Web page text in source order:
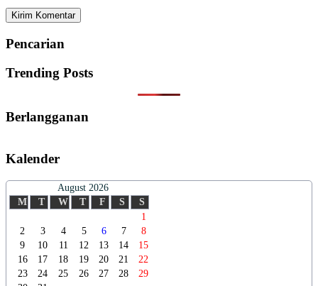
Pencarian
Trending Posts
Berlangganan
Kalender
August 2026
M
T W T F S
S
1
2
3 4 5 6 7
8
9
10 11 12 13 14
15
16
17 18 19 20 21
22
23
24 25 26 27 28
29